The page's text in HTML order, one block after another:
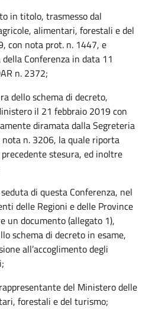
in titolo, trasmesso dal
alimentari, forestali e del
con nota prot. n. 1447, e
Conferenza in data 11
n. 2372;
dello schema di decreto,
il 21 febbraio 2019 con
diramata dalla Segreteria
n. 3206, la quale riporta
stesura, ed inoltre
di questa Conferenza, nel
delle Regioni e delle Province
un documento (allegato 1),
schema di decreto in esame,
all’accoglimento degli
rappresentante del Ministero delle
forestali e del turismo;